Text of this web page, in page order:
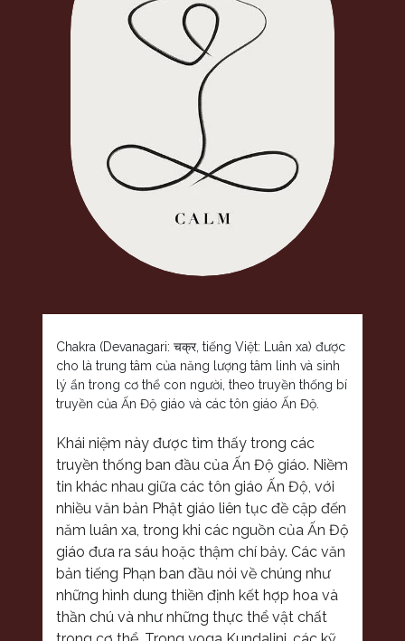
Chakra (Devanagari: चक्र, tiếng Việt: Luân xa) được
cho là trung tâm của năng lượng tâm linh và sinh
lý ẩn trong cơ thể con người , theo truyền thống bí
truyền của Ấn Độ giáo và các tôn giáo Ấn Độ
Khái niệm này được tìm thấy trong các
truyền thống ban đầu của Ấn Độ giáo. Niềm
tin khác nhau giữa các tôn giáo Ấn Độ, với
nhiều văn bản Phật giáo liên tục đề cập đến
năm luân xa, trong khi các nguồn của Ấn Độ
giáo đưa ra sáu hoặc thậm chí bảy. Các văn
bản tiếng Phạn ban đầu nói về chúng như
những hình dung thiền định kết hợp hoa và
thần chú và như những thực thể vật chất